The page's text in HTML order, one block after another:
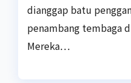
dianggap batu
penambang tembaga
Mereka…